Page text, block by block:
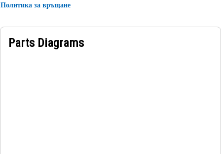
Политика за връщане
Parts Diagrams